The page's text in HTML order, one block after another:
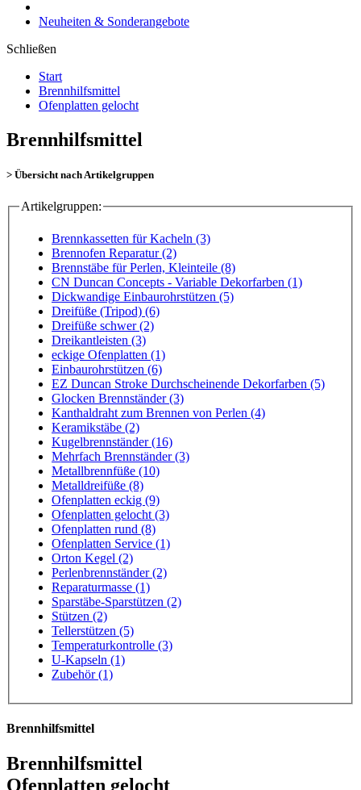
Neuheiten & Sonderangebote
Schließen
Start
Brennhilfsmittel
Ofenplatten gelocht
Brennhilfsmittel
> Übersicht nach Artikelgruppen
Artikelgruppen:
Brennkassetten für Kacheln (3)
Brennofen Reparatur (2)
Brennstäbe für Perlen, Kleinteile (8)
CN Duncan Concepts - Variable Dekorfarben (1)
Dickwandige Einbaurohrstützen (5)
Dreifüße (Tripod) (6)
Dreifüße schwer (2)
Dreikantleisten (3)
eckige Ofenplatten (1)
Einbaurohrstützen (6)
EZ Duncan Stroke Durchscheinende Dekorfarben (5)
Glocken Brennständer (3)
Kanthaldraht zum Brennen von Perlen (4)
Keramikstäbe (2)
Kugelbrennständer (16)
Mehrfach Brennständer (3)
Metallbrennfüße (10)
Metalldreifüße (8)
Ofenplatten eckig (9)
Ofenplatten gelocht (3)
Ofenplatten rund (8)
Ofenplatten Service (1)
Orton Kegel (2)
Perlenbrennständer (2)
Reparaturmasse (1)
Sparstäbe-Sparstützen (2)
Stützen (2)
Tellerstützen (5)
Temperaturkontrolle (3)
U-Kapseln (1)
Zubehör (1)
Brennhilfsmittel
Brennhilfsmittel
Ofenplatten gelocht